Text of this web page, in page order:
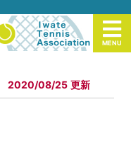
MENU
2020/08/25